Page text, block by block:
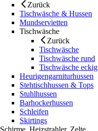
Zurück
Tischwäsche & Hussen
Mundservietten
Tischwäsche
Zurück
Tischwäsche
Tischwäsche rund
Tischwäsche eckig
Heurigengarniturhussen
Stehtischhussen & Tops
Stuhlhussen
Barhockerhussen
Schleifen
Skirtings
Schirme, Heizstrahler, Zelte